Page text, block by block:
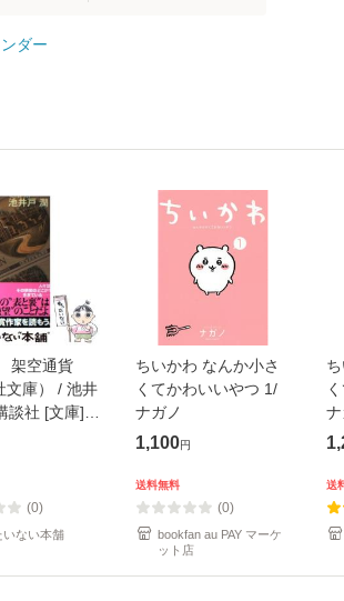
ダー
架空通貨
文庫） / 池井
談社 [文庫]
送料無料】
(0)
いない本舗
ちいかわ なんか小さ
くてかわいいやつ 1/
ナガノ
1,100円
送料無料
(0)
bookfan au PAY マーケ
ット店
ナ
送